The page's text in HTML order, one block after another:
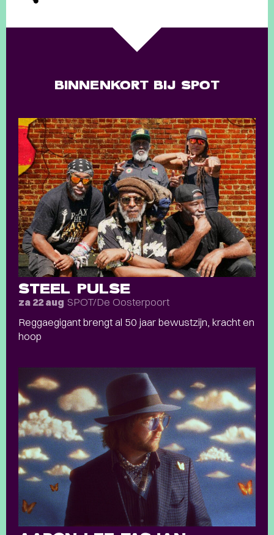
BINNENKORT BIJ SPOT
STEEL PULSE
za 22 aug SPOT/De Oosterpoort
Reggaegigant brengt al 50 jaar bewustzijn, kracht en
hoop